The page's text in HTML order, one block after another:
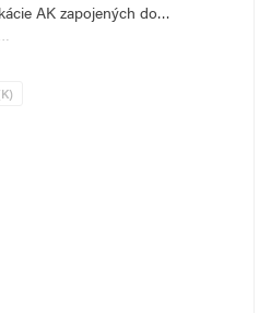
AK zapojených do…